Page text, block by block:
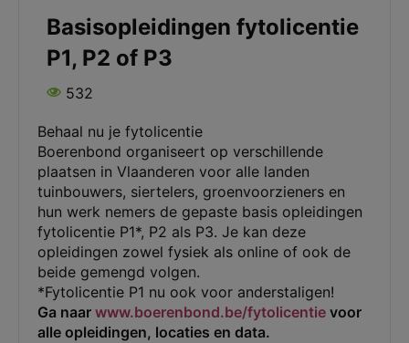
Basisopleidingen fytolicentie
P1, P2 of P3
532
Behaal nu je fytolicentie
Boerenbond organiseert op verschillende
plaatsen in Vlaanderen voor alle landen
tuinbouwers, siertelers, groenvoorzieners en
hun werk nemers de gepaste basis opleidingen
fytolicentie P1*, P2 als P3. Je kan deze
opleidingen zowel fysiek als online of ook de
beide gemengd volgen.
*Fytolicentie P1 nu ook voor anderstaligen!
Ga naar www.boerenbond.be/fytolicentie voor
alle opleidingen, locaties en data.